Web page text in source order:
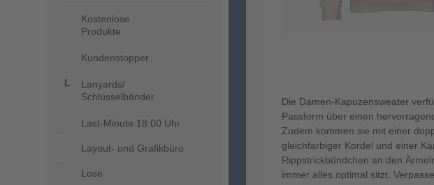
Kostenlose
Produkte
Kundenstopper
Lanyards/
Schlüsselbänder
Last-Minute 18:00 Uhr
Layout- und Grafikbüro
Lose
Die Damen-Kapuzensweater
Passform über einen
Zudem kommen sie mit einer
gleichfarbiger Kordel und einer
Rippstrickbündchen an den
immer alles optimal sitzt.